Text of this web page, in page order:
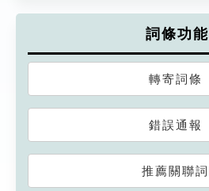
詞條功能
轉寄詞條
錯誤通報
推薦關聯詞